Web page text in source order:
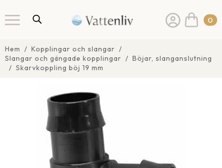
0
Hem
Kopplingar och slangar
Slangar och gängade kopplingar
Böjar, slanganslutning
Skarvkoppling böj 19 mm